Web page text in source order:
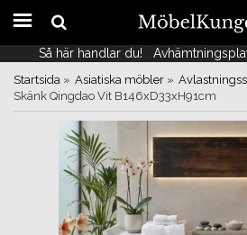
Så här handlar du!
Så här handlar du!
Startsida » Asiatiska möbler »
Skänk Qingdao Vit B146xD33xH91cm